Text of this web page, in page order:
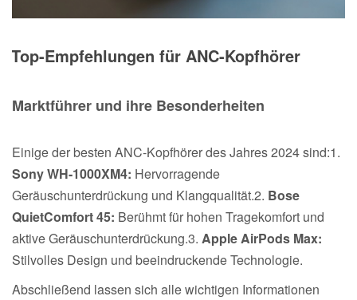
Top-Empfehlungen für ANC-Kopfhörer
Marktführer und ihre Besonderheiten
Einige der besten ANC-Kopfhörer des Jahres 2024 sind:1.
Sony WH-1000XM4: Hervorragende
Geräuschunterdrückung und Klangqualität.2. Bose
QuietComfort 45: Berühmt für hohen Tragekomfort und
aktive Geräuschunterdrückung.3. Apple AirPods Max:
Stilvolles Design und beeindruckende Technologie.
Abschließend lassen sich alle wichtigen Informationen